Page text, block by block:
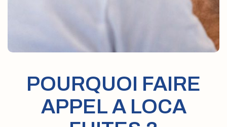
POURQUOI FAIRE
APPEL A LOCA